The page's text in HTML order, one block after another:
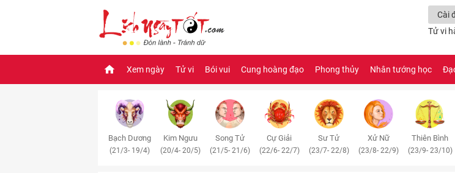
Cài
Tử vi
Xem ngày Tử vi Bói vui Cung hoàng đạo Phong thủy Nhân tướng học
Bạch Dương
(21/3- 19/4)
Kim Ngưu
(20/4- 20/5)
Song Tử
(21/5- 21/6)
Cự Giải
(22/6- 22/7)
Sư Tử
(23/7- 22/8)
Xử Nữ
(23/8- 22/9)
Thiên Bình
(23/9- 23/10)